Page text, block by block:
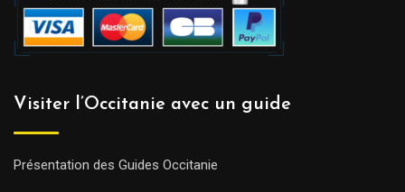
Visiter l’Occitanie avec un guide
Présentation des Guides Occitanie